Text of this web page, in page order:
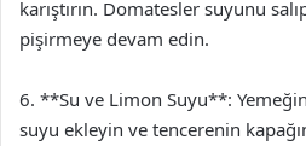
karıştırın. Domatesler suyunu
pişirmeye devam edin.
6. **Su ve Limon Suyu**:
suyu ekleyin ve tencerenin